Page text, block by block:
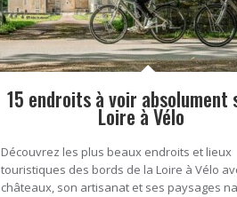
15 endroits à voir absolument
Loire à Vélo
Découvrez les plus beaux endroits et lieux
touristiques des bords de la Loire à Vélo
châteaux, son artisanat et ses paysages